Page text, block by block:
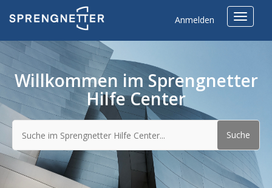
Anmelden
Toggle
Willkommen im Sprengnetter
Hilfe Center